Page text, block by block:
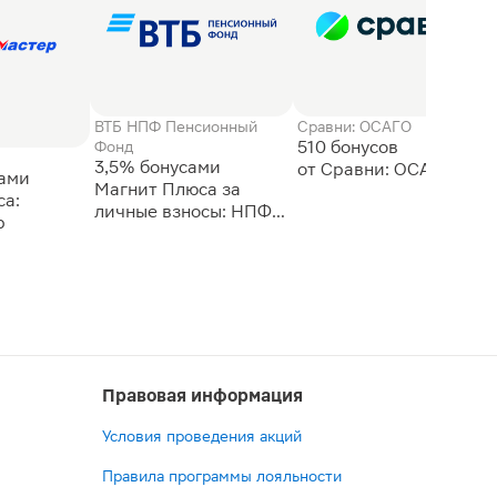
ВТБ НПФ Пенсионный
Фонд
3,5% бонусами
Магнит Плюса за
личные взносы: НПФ
Сравни: ОСАГО
510 бонусов
Правовая информация
Условия проведения акций
Правила программы лояльности